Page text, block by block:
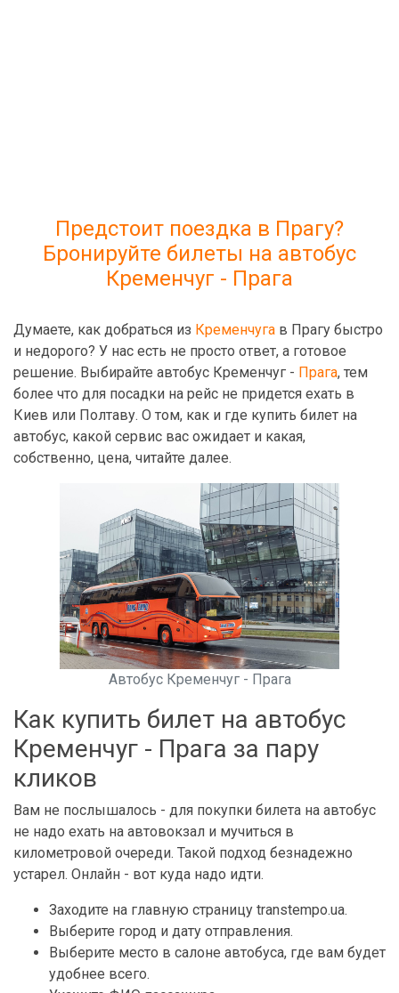
Предстоит поездка в Прагу?
Бронируйте билеты на автобус
Кременчуг - Прага
Думаете, как добраться из Кременчуга в Прагу быстро
и недорого? У нас есть не просто ответ, а готовое
решение. Выбирайте автобус Кременчуг - Прага, тем
более что для посадки на рейс не придется ехать в
Киев или Полтаву. О том, как и где купить билет на
автобус, какой сервис вас ожидает и какая,
собственно, цена, читайте далее.
Автобус Кременчуг - Прага
Как купить билет на автобус
Кременчуг - Прага за пару
кликов
Вам не послышалось - для покупки билета на автобус
не надо ехать на автовокзал и мучиться в
километровой очереди. Такой подход безнадежно
устарел. Онлайн - вот куда надо идти.
Заходите на главную страницу transtempo.ua.
Выберите город и дату отправления.
Выберите место в салоне автобуса, где вам будет
удобнее всего.